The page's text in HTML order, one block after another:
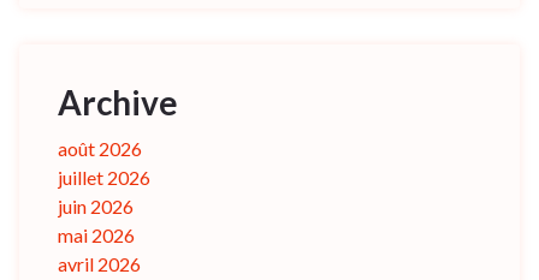
Archive
août 2026
juillet 2026
juin 2026
mai 2026
avril 2026